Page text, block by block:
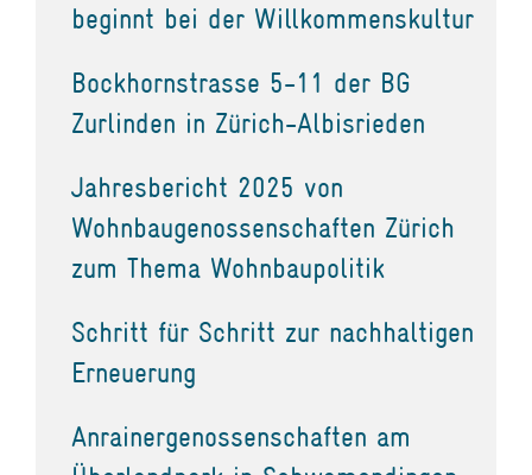
beginnt bei der Willkommenskultur
Bockhornstrasse 5-11 der BG
Zurlinden in Zürich-Albisrieden
Jahresbericht 2025 von
Wohnbaugenossenschaften Zürich
zum Thema Wohnbaupolitik
Schritt für Schritt zur nachhaltigen
Erneuerung
Anrainergenossenschaften am